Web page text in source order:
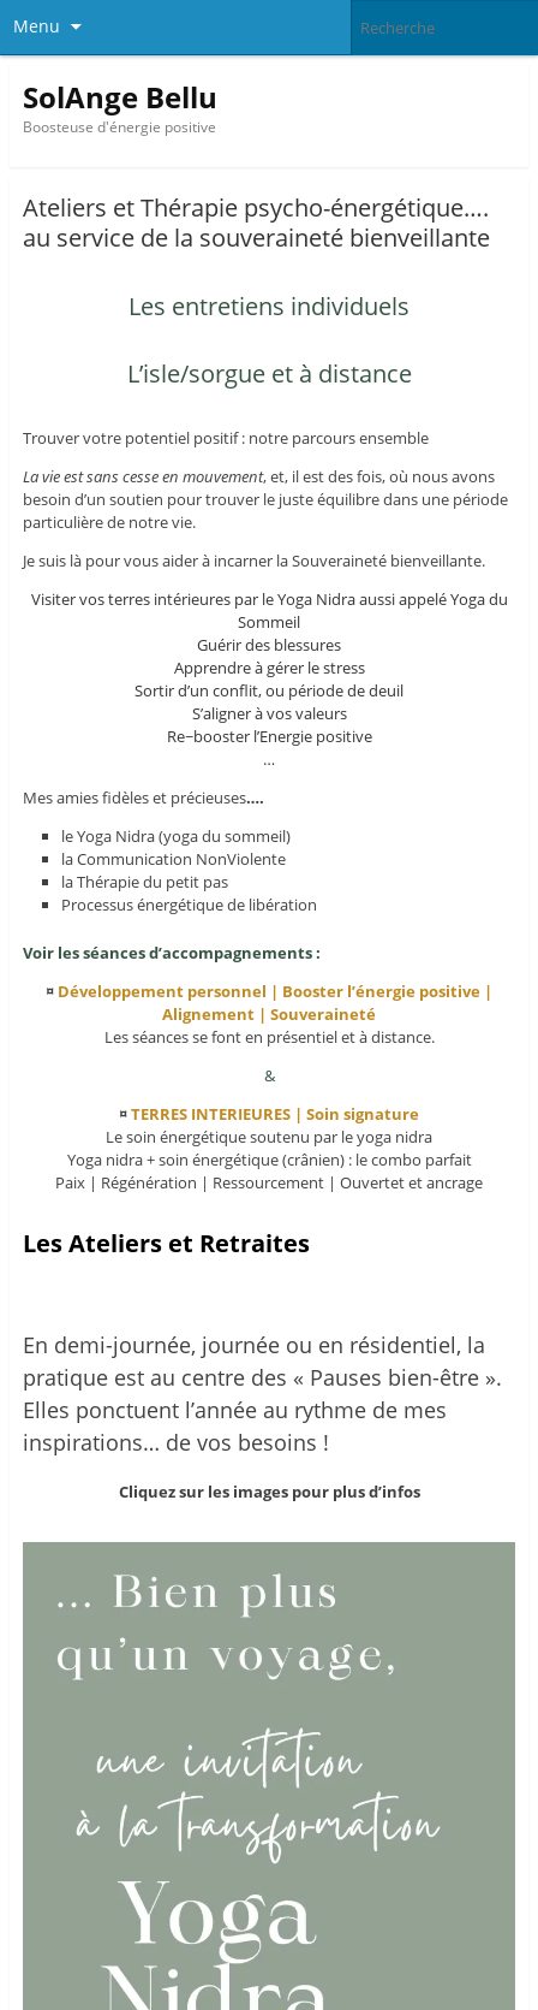
Menu
SolAnge Bellu
Boosteuse d'énergie positive
Ateliers et Thérapie psycho-énergétique….
au service de la souveraineté bienveillante
Les entretiens individuels
L’isle/sorgue et à distance
Trouver votre potentiel positif : notre parcours ensemble
La vie est sans cesse en mouvement, et, il est des fois, où nous avons
besoin d’un soutien pour trouver le juste équilibre dans une période
particulière de notre vie.
Je suis là pour vous aider à incarner la Souveraineté bienveillante.
Visiter vos terres intérieures par le Yoga Nidra aussi appelé Yoga du
Sommeil
Guérir des blessures
Apprendre à gérer le stress
Sortir d’un conflit, ou période de deuil
S’aligner à vos valeurs
Re~booster l’Energie positive
…
Mes amies fidèles et précieuses….
le Yoga Nidra (yoga du sommeil)
la Communication NonViolente
la Thérapie du petit pas
Processus énergétique de libération
Voir les séances d’accompagnements :
¤ Développement personnel | Booster l’énergie positive |
Alignement | Souveraineté
Les séances se font en présentiel et à distance.
&
¤TERRES INTERIEURES | Soin signature
Le soin énergétique soutenu par le yoga nidra
Yoga nidra + soin énergétique (crânien) : le combo parfait
Paix | Régénération | Ressourcement | Ouvertet et ancrage
Les Ateliers et Retraites
En demi-journée, journée ou en résidentiel, la
pratique est au centre des « Pauses bien-être ».
Elles ponctuent l’année au rythme de mes
inspirations… de vos besoins !
Cliquez sur les images pour plus d’infos